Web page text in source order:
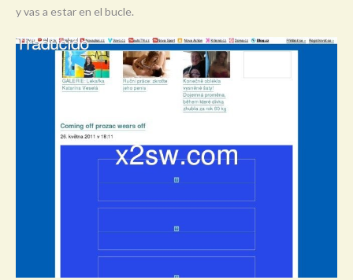
y vas a estar en el bucle.